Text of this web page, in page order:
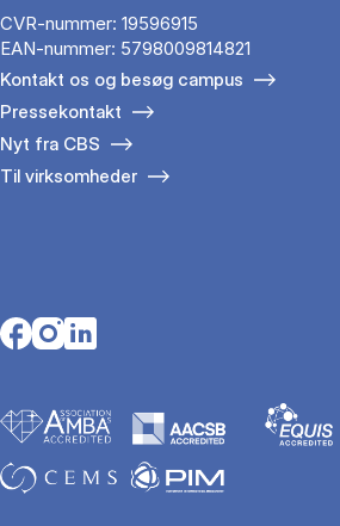
CVR-nummer: 19596915
EAN-nummer: 5798009814821
Kontakt os og besøg campus
Pressekontakt
Nyt fra CBS
Til virksomheder
Opens in a new tab
Opens in a new tab
Opens in a new tab